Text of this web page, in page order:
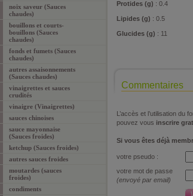
noix saveur (Sauces
chaudes)
bouillons et courts-
bouillons (Sauces
chaudes)
fonds et fumets (Sauces
chaudes)
autres assaisonnements
(Sauces chaudes)
vinaigrettes et sauces
crudités
vinaigre (Vinaigrettes)
sauces chinoises
sauce mayonnaise
(Sauces froides)
ketchup (Sauces froides)
autres sauces froides
moutardes (sauces
froides)
condiments
Protides (g) : 0.4
Lipides (g) : 0.5
Glucides (g) : 11
Commentaires
L’accès et l’utilisation du
pouvez vous inscrire
Si vous êtes déjà
votre pseudo :
votre mot de passe
(envoyé par email)